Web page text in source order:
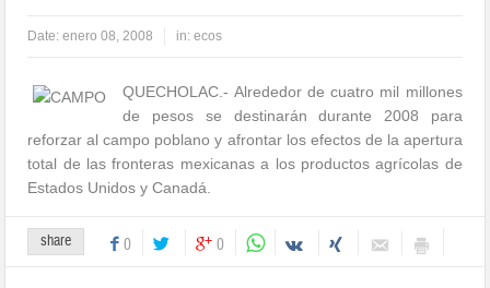
Date:enero 08, 2008 in:ecos
QUECHOLAC.- Alrededor de cuatro mil millones
de pesos se destinarán durante 2008 para
reforzar al campo poblano y afrontar los efectos de la apertura
total de las fronteras mexicanas a los productos agrícolas de
Estados Unidos y Canadá.
share 0 0